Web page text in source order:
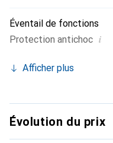
Éventail de fonctions
Protection antichoc i
Afficher plus
Évolution du prix